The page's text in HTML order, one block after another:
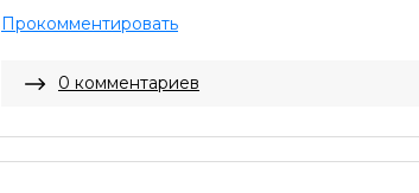
моих целей требует жертв и
достичь своих мечт.
Прокомментировать
0 комментариев